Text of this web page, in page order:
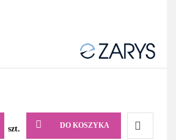
szt. DO KOSZYKA